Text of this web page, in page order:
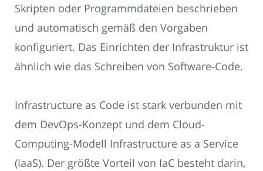
Skripten oder Programmdateien beschrieben
und automatisch gemäß den Vorgaben
konfiguriert. Das Einrichten der Infrastruktur ist
ähnlich wie das Schreiben von Software-Code.
Infrastructure as Code ist stark verbunden mit
dem DevOps-Konzept und dem Cloud-
Computing-Modell Infrastructure as a Service
(IaaS). Der größte Vorteil von IaC besteht darin,